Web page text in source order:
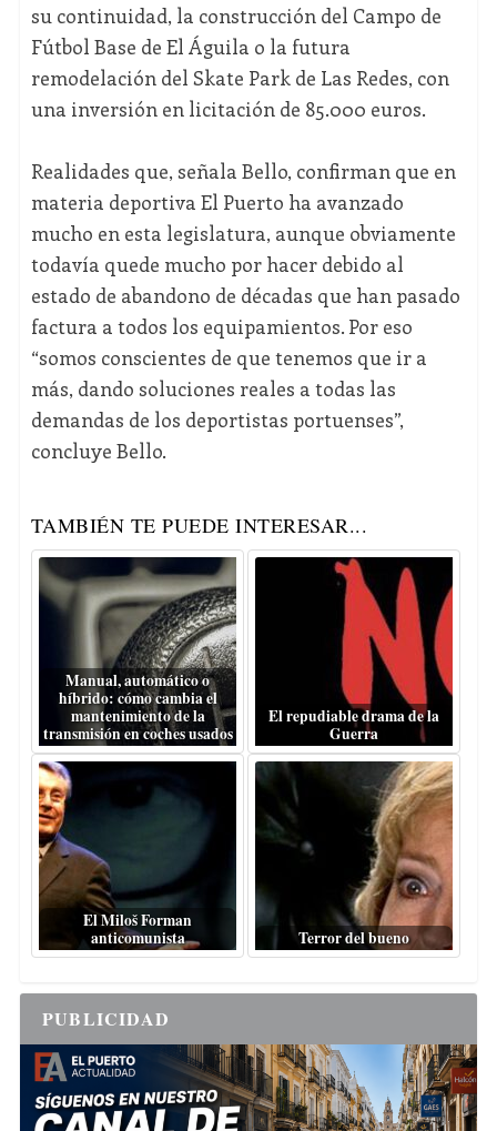
su continuidad, la construcción del Campo de
Fútbol Base de El Águila o la futura
remodelación del Skate Park de Las Redes, con
una inversión en licitación de 85.000 euros.
Realidades que, señala Bello, confirman que en
materia deportiva El Puerto ha avanzado
mucho en esta legislatura, aunque obviamente
todavía quede mucho por hacer debido al
estado de abandono de décadas que han pasado
factura a todos los equipamientos. Por eso
“somos conscientes de que tenemos que ir a
más, dando soluciones reales a todas las
demandas de los deportistas portuenses”,
concluye Bello.
TAMBIÉN TE PUEDE INTERESAR...
Manual, automático o
híbrido: cómo cambia el
mantenimiento de la
transmisión en coches usados
El repudiable drama de la
Guerra
El Miloš Forman
anticomunista
Terror del bueno
PUBLICIDAD